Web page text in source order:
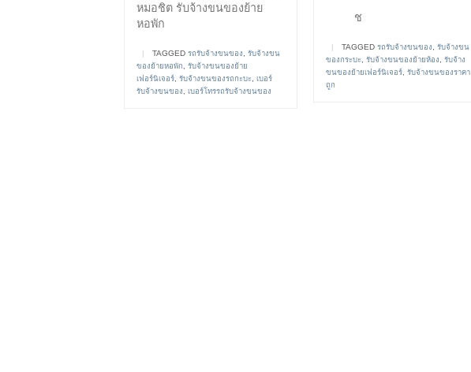
หมอชิต รับจ้างขนของย้าย
หอพัก
| TAGGED รถรับจ้างขนของ
รับจ้างขน
ของย้ายหอพัก
รับจ้างขนของย้าย
เฟอร์นิเจอร์ รับจ้างขนของรถกะบะ เบอร์
รับจ้างขนของ
เบอร์โทรรถรับจ้างขนของ
ช
| TAGGED รถรับจ้างขนของ, รับจ้างขน
ของกระบะ, รับจ้างขนของย้ายห้อง, รับจ้าง
ขนของย้ายเฟอร์นิเจอร์, รับจ้างขนของราคา
ถูก